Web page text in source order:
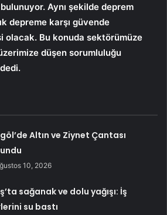
Aynı şekilde deprem
depreme karşı güvende
olacak. Bu konuda sektörümüze
düşen sorumluluğu
Altın ve Ziynet Çantası
10, 2026
sağanak ve dolu yağışı: İş
su bastı